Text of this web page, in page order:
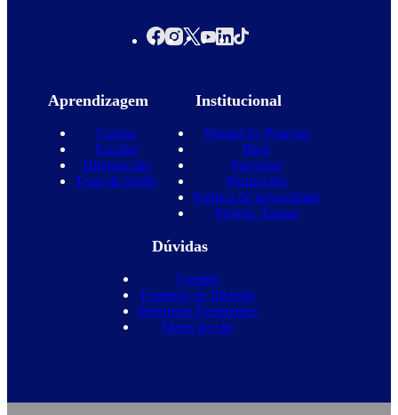
Aprendizagem
Cursos
Escolas
Diferenciais
Teste de inglês
Institucional
Wizard by Pearson
Blog
Parcerias
Promoções
Política de privacidade
Projeto Águias
Dúvidas
Contato
Franquia de Idiomas
Perguntas Frequentes
Mapa do site